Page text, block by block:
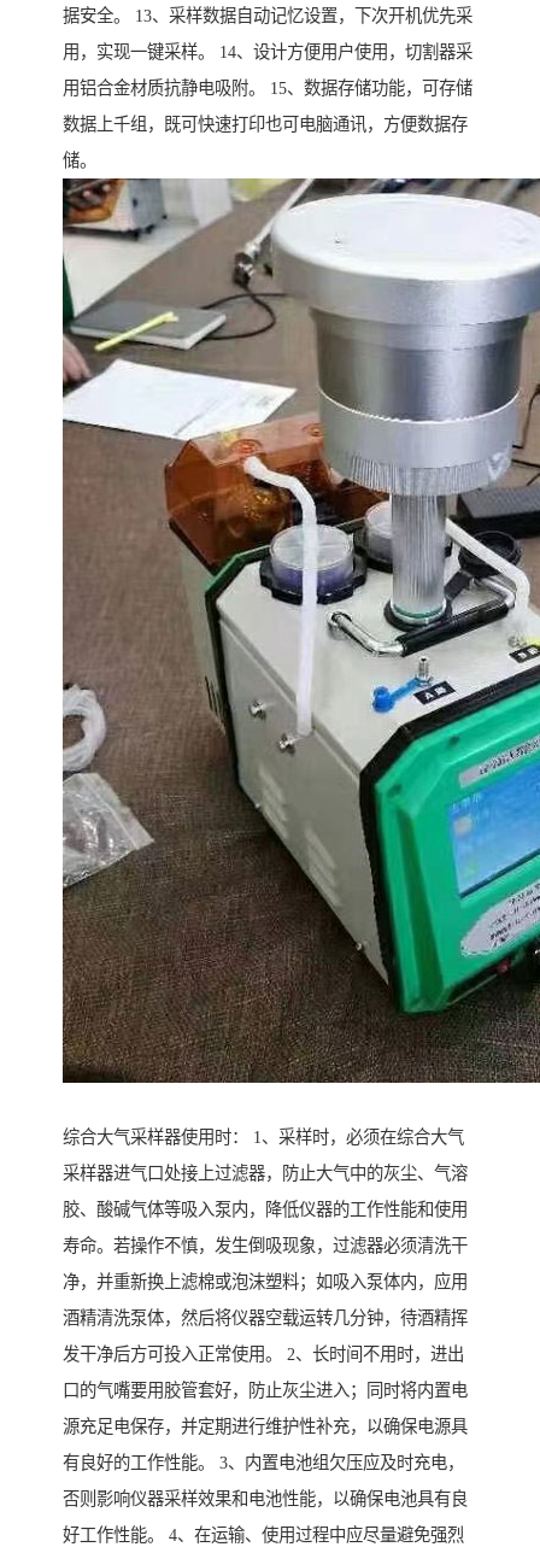
据安全。 13、采样数据自动记忆设置，下次开机优先采
用，实现一键采样。 14、设计方便用户使用，切割器采
用铝合金材质抗静电吸附。 15、数据存储功能，可存储
数据上千组，既可快速打印也可电脑通讯，方便数据存
储。
综合大气采样器使用时： 1、采样时，必须在综合大气
采样器进气口处接上过滤器，防止大气中的灰尘、气溶
胶、酸碱气体等吸入泵内，降低仪器的工作性能和使用
寿命。若操作不慎，发生倒吸现象，过滤器必须清洗干
净，并重新换上滤棉或泡沫塑料；如吸入泵体内，应用
酒精清洗泵体，然后将仪器空载运转几分钟，待酒精挥
发干净后方可投入正常使用。 2、长时间不用时，进出
口的气嘴要用胶管套好，防止灰尘进入；同时将内置电
源充足电保存，并定期进行维护性补充，以确保电源具
有良好的工作性能。 3、内置电池组欠压应及时充电，
否则影响仪器采样效果和电池性能，以确保电池具有良
好工作性能。 4、在运输、使用过程中应尽量避免强烈